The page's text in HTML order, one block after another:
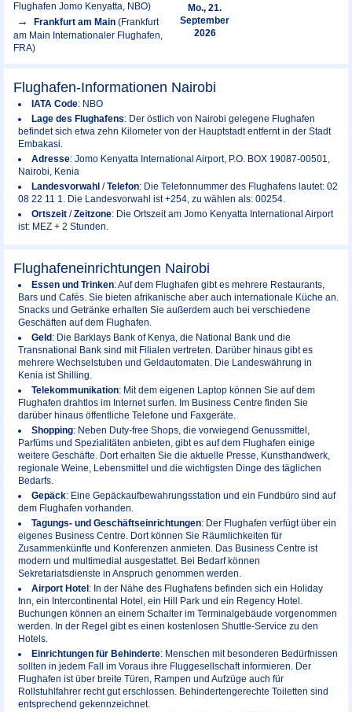
Flughafen Jomo Kenyatta, NBO)
Frankfurt am Main (Frankfurt
am Main Internationaler Flughafen,
FRA)
Mo., 21.
September
2026
Flughafen-Informationen Nairobi
IATA Code: NBO
Lage des Flughafens: Der östlich von Nairobi gelegene Flughafen
befindet sich etwa zehn Kilometer von der Hauptstadt entfernt in der Stadt
Embakasi.
Adresse: Jomo Kenyatta International Airport, P.O. BOX 19087-00501,
Nairobi, Kenia
Landesvorwahl /Telefon: Die Telefonnummer des Flughafens lautet: 02
08 22 11 1. Die Landesvorwahl ist +254, zu wählen als: 00254.
Ortszeit /Zeitzone: Die Ortszeit am Jomo Kenyatta International Airport
ist: MEZ + 2 Stunden.
Flughafeneinrichtungen Nairobi
Essen und Trinken: Auf dem Flughafen gibt es mehrere Restaurants,
Bars und Cafés. Sie bieten afrikanische aber auch internationale Küche an.
Snacks und Getränke erhalten Sie außerdem auch bei verschiedene
Geschäften auf dem Flughafen.
Geld: Die Barklays Bank of Kenya, die National Bank und die
Transnational Bank sind mit Filialen vertreten. Darüber hinaus gibt es
mehrere Wechselstuben und Geldautomaten. Die Landeswährung in
Kenia ist Shilling.
Telekommunikation: Mit dem eigenen Laptop können Sie auf dem
Flughafen drahtlos im Internet surfen. Im Business Centre finden Sie
darüber hinaus öffentliche Telefone und Faxgeräte.
Shopping: Neben Duty-free Shops, die vorwiegend Genussmittel,
Parfüms und Spezialitäten anbieten, gibt es auf dem Flughafen einige
weitere Geschäfte. Dort erhalten Sie die aktuelle Presse, Kunsthandwerk,
regionale Weine, Lebensmittel und die wichtigsten Dinge des täglichen
Bedarfs.
Gepäck: Eine Gepäckaufbewahrungsstation und ein Fundbüro sind auf
dem Flughafen vorhanden.
Tagungs- und Geschäftseinrichtungen: Der Flughafen verfügt über ein
eigenes Business Centre. Dort können Sie Räumlichkeiten für
Zusammenkünfte und Konferenzen anmieten. Das Business Centre ist
modern und multimedial ausgestattet. Bei Bedarf können
Sekretariatsdienste in Anspruch genommen werden.
Airport Hotel: In der Nähe des Flughafens befinden sich ein Holiday
Inn, ein Intercontinental Hotel, ein Hill Park und ein Regency Hotel.
Buchungen können an einem Schalter im Terminalgebäude vorgenommen
werden. In der Regel gibt es einen kostenlosen Shuttle-Service zu den
Hotels.
Einrichtungen für Behinderte: Menschen mit besonderen Bedürfnissen
sollten in jedem Fall im Voraus ihre Fluggesellschaft informieren. Der
Flughafen ist über breite Türen, Rampen und Aufzüge auch für
Rollstuhlfahrer recht gut erschlossen. Behindertengerechte Toiletten sind
entsprechend gekennzeichnet.